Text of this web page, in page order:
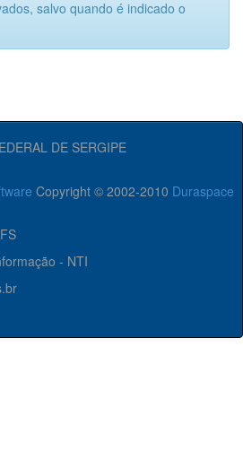
salvo quando é indicado o
DE SERGIPE
Copyright © 2002-2010 Duraspace
- NTI